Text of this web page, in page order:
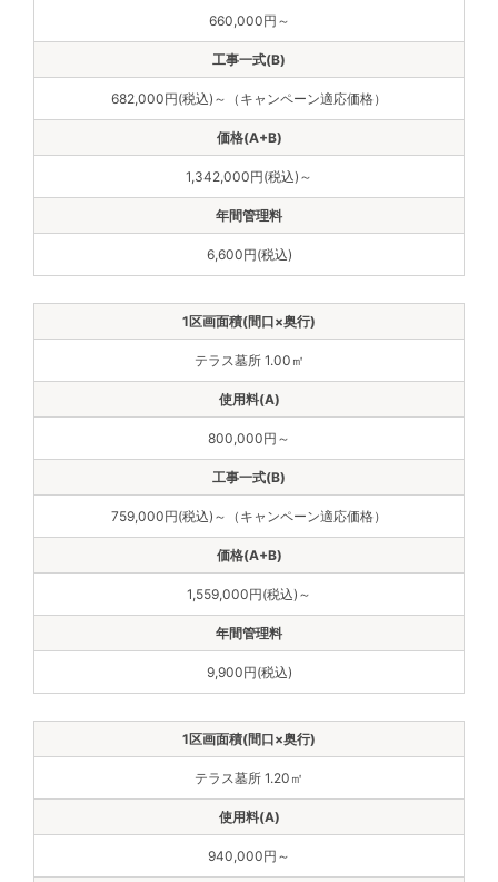
660,000円～
682,000円(税込)～（キャンペーン適応価格）
1,342,000円(税込)～
6,600円(税込)
テラス墓所 1.00㎡
800,000円～
759,000円(税込)～（キャンペーン適応価格）
1,559,000円(税込)～
9,900円(税込)
テラス墓所 1.20㎡
940,000円～